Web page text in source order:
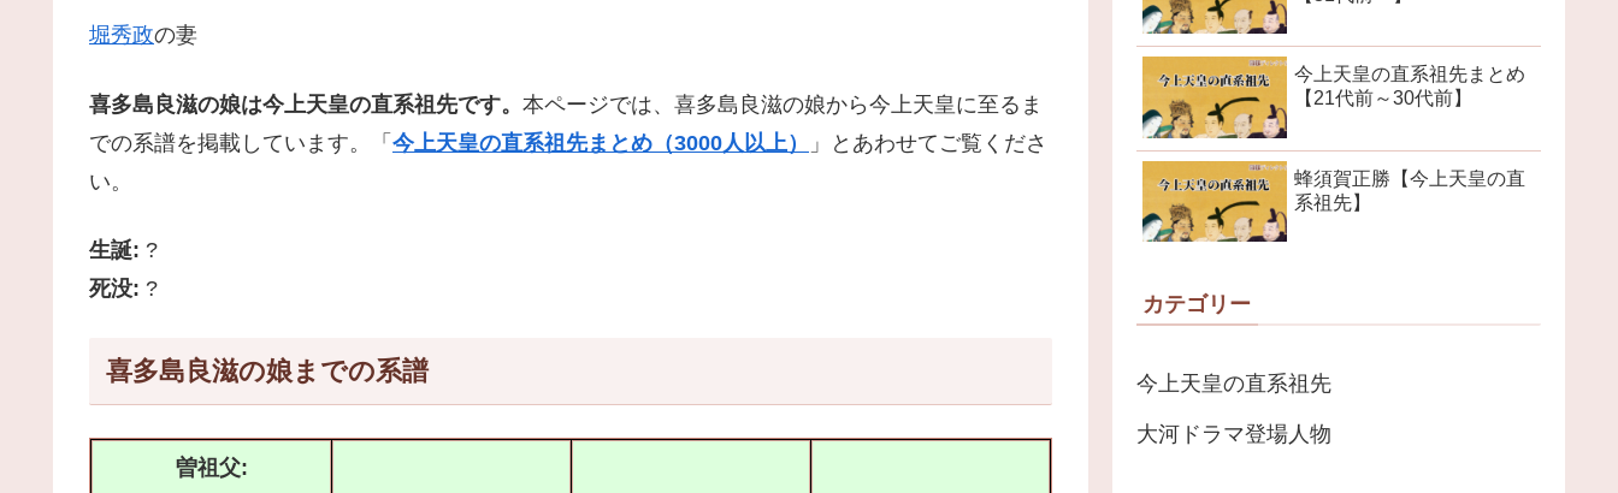
堀秀政の妻
喜多島良滋の娘は今上天皇の直系祖先です。 本ページでは、喜多島良滋の娘から今上天皇に至るま
での系譜を掲載しています。「 今上天皇の直系祖先まとめ（3000人以上）
」とあわせてご覧くださ
い。
生誕: ?
死没: ?
喜多島良滋の娘までの系譜
曽祖父:
今上天皇の直系祖先まとめ
【21代前～30代前】
蜂須賀正勝【今上天皇の直
系祖先】
カテゴリー
今上天皇の直系祖先
大河ドラマ登場人物